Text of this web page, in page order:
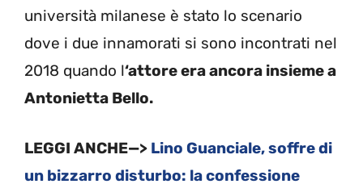
università milanese è stato lo scenario
dove i due innamorati si sono incontrati nel
2018 quando l‘attore era ancora insieme a
Antonietta Bello.
LEGGI ANCHE—> Lino Guanciale, soffre di
un bizzarro disturbo: la confessione